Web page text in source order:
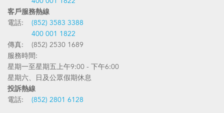
客戶服務熱線
電話: (852) 3583 3388
400 001 1822
傳真: (852) 2530 1689
服務時間:
星期一至星期五上午9:00 - 下午6:00
星期六、日及公眾假期休息
投訴熱線
電話: (852) 2801 6128